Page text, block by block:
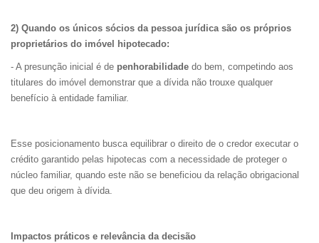
2) Quando os únicos sócios da pessoa jurídica são os próprios
proprietários do imóvel hipotecado:
- A presunção inicial é de penhorabilidade do bem, competindo aos
titulares do imóvel demonstrar que a dívida não trouxe qualquer
benefício à entidade familiar.
Esse posicionamento busca equilibrar o direito de o credor executar o
crédito garantido pelas hipotecas com a necessidade de proteger o
núcleo familiar, quando este não se beneficiou da relação obrigacional
que deu origem à dívida.
Impactos práticos e relevância da decisão